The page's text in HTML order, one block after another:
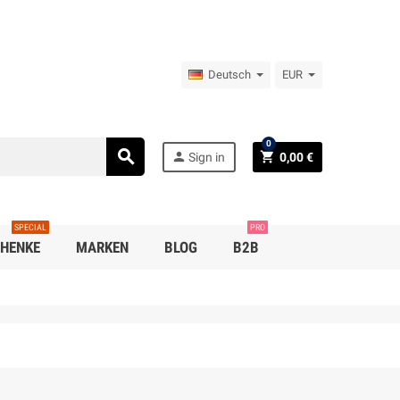
Deutsch EUR
search person Sign in shopping_cart 0,00 €
0
SPECIAL
MARKEN BLOG B2B
PRO